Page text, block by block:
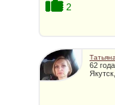
2
Татьяна
62 года